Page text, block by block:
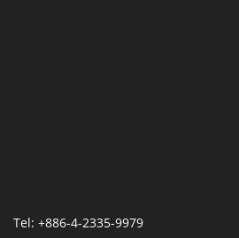
Tel: +886-4-2335-9979